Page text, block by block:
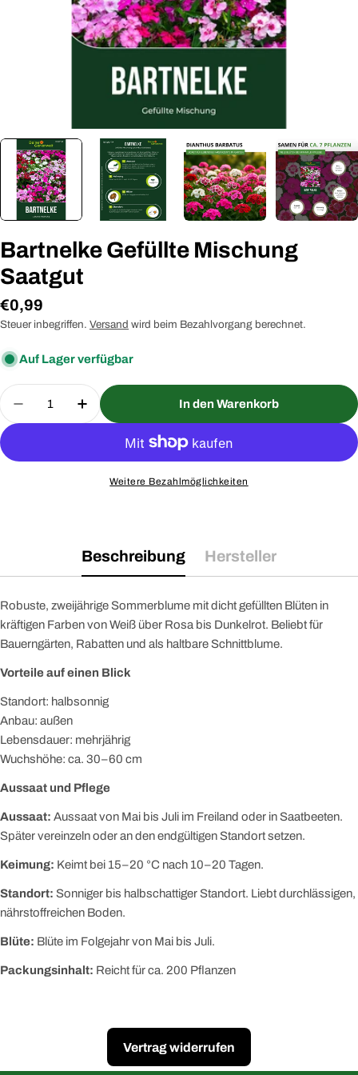
Bartnelke Gefüllte Mischung
Saatgut
Regulärer
Preis
€0,99
Steuer inbegriffen. Versand wird beim Bezahlvorgang berechnet.
Auf Lager verfügbar
Menge
Menge für Bartnelke Gefüllte Mischung Saatgut
Menge für Bartnelke Gefüllte Mischung
In den Warenkorb
Weitere Bezahlmöglichkeiten
Beschreibung Hersteller
Robuste, zweijährige Sommerblume mit dicht gefüllten Blüten in
kräftigen Farben von Weiß über Rosa bis Dunkelrot. Beliebt für
Bauerngärten, Rabatten und als haltbare Schnittblume.
Vorteile auf einen Blick
Standort: halbsonnig
Anbau: außen
Lebensdauer: mehrjährig
Wuchshöhe: ca. 30–60 cm
Aussaat und Pflege
Aussaat: Aussaat von Mai bis Juli im Freiland oder in Saatbeeten.
Später vereinzeln oder an den endgültigen Standort setzen.
Keimung: Keimt bei 15–20 °C nach 10–20 Tagen.
Standort: Sonniger bis halbschattiger Standort. Liebt durchlässigen,
nährstoffreichen Boden.
Blüte: Blüte im Folgejahr von Mai bis Juli.
Packungsinhalt: Reicht für ca. 200 Pflanzen
Vertrag widerrufen